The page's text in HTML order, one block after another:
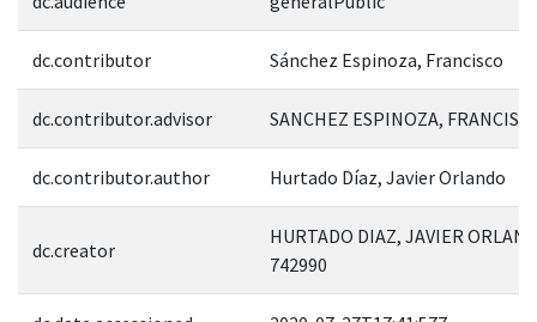
dc.contributor Sánchez Espinoza, Francisco
dc.contributor.advisor SANCHEZ ESPINOZA,
dc.contributor.author Hurtado Díaz, Javier Orlando
dc.creator
HURTADO DIAZ, JAVIER
742990